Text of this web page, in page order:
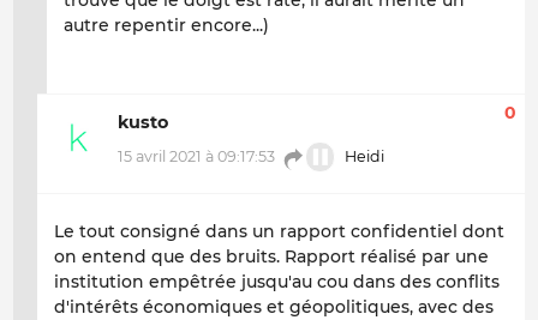
autre repentir encore...)
kusto
15 avril 2021 à 09:17:53 Heidi
0
Le tout consigné dans un rapport confidentiel dont
on entend que des bruits. Rapport réalisé par une
institution empêtrée jusqu'au cou dans des conflits
d'intérêts économiques et géopolitiques, avec des